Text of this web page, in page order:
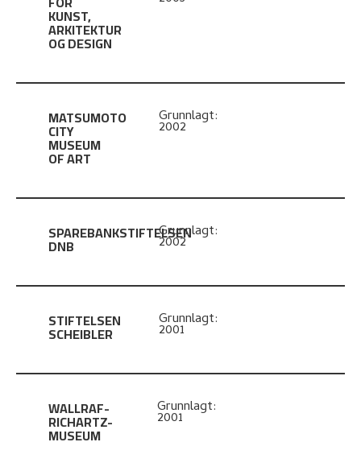
KUNST,
ARKITEKTUR
OG DESIGN
MATSUMOTO
CITY
MUSEUM
OF ART
Grunnlagt:
2002
SPAREBANKSTIFTELSEN
DNB
Grunnlagt:
2002
STIFTELSEN
SCHEIBLER
Grunnlagt:
2001
WALLRAF-
RICHARTZ-
MUSEUM
Grunnlagt:
2001